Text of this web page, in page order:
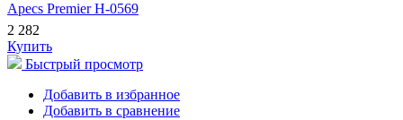
Apecs Premier H-0569
2 282
Купить
Быстрый просмотр
Добавить в избранное
Добавить в сравнение